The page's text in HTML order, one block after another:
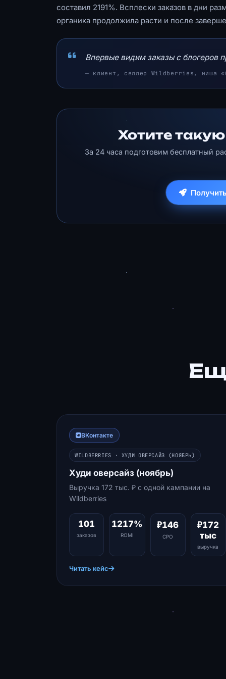
составил 2191%. Всплески заказов в дни
органика продолжила расти и после
Впервые видим заказы с блогеров
— клиент, селлер Wildberries, ниша
Хотите
За 24 часа подготовим бесплатный
ВКонтакте
WILDBERRIES · ХУДИ ОВЕРСАЙЗ (НОЯБРЬ)
Худи оверсайз (ноябрь)
Выручка 172 тыс. ₽ с одной кампании на
Wildberries
101
заказов
1217%
ROMI
₽146
CPO
₽172
тыс
выручка
Читать кейс